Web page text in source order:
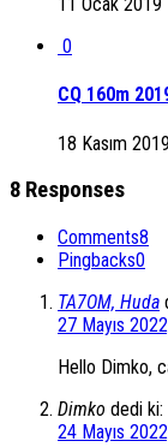
0
CQ 160m
18 Kasım 2019
8 Responses
Comments8
Pingbacks0
TA7OM, Huda
27 Mayıs
Hello Dimko,
Dimko dedi ki:
24 Mayıs